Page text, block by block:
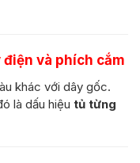
và phích cắm
khác với dây gốc.
là dấu hiệu tủ từng